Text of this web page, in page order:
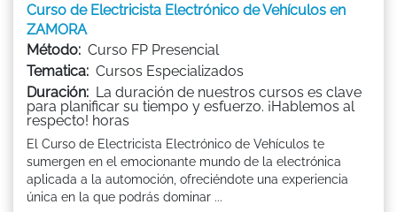
Curso de Electricista Electrónico de Vehículos en
ZAMORA
Método: Curso FP Presencial
Tematica: Cursos Especializados
Duración: La duración de nuestros cursos es clave
para planificar su tiempo y esfuerzo. ¡Hablemos al
respecto! horas
El Curso de Electricista Electrónico de Vehículos te
sumergen en el emocionante mundo de la electrónica
aplicada a la automoción, ofreciéndote una experiencia
única en la que podrás dominar ...